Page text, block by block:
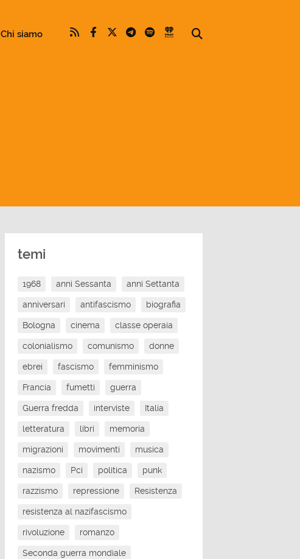
Chi siamo
temi
1968 anni Sessanta anni Settanta
anniversari antifascismo biografia
Bologna cinema classe operaia
colonialismo comunismo donne
ebrei fascismo femminismo
Francia fumetti guerra
Guerra fredda interviste Italia
letteratura libri memoria
migrazioni movimenti musica
nazismo Pci politica punk
razzismo repressione Resistenza
resistenza al nazifascismo
rivoluzione romanzo
Seconda guerra mondiale